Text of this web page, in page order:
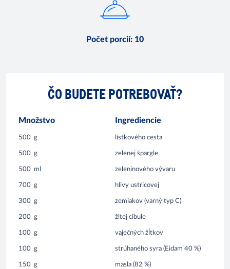
Počet porcií: 10
ČO BUDETE POTREBOVAŤ?
Množstvo Ingrediencie
500 g lístkového cesta
500 g zelenej špargle
500 ml zeleninového vývaru
700 g hlivy ustricovej
300 g zemiakov (varný typ C)
200 g žltej cibule
100 g vaječných žĺtkov
100 g strúhaného syra (Eidam 40 %)
150 g masla (82 %)